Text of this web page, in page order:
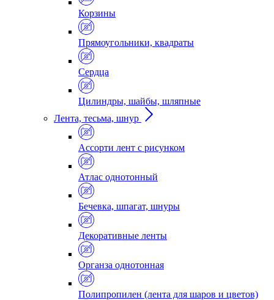
Корзины
Прямоугольники, квадраты
Сердца
Цилиндры, шайбы, шляпные
Лента, тесьма, шнур
Ассорти лент с рисунком
Атлас однотонный
Бечевка, шпагат, шнуры
Декоративные ленты
Органза однотонная
Полипропилен (лента для шаров и цветов)